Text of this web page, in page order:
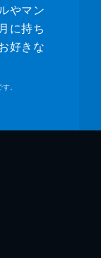
やマン
に持ち
好きな
。